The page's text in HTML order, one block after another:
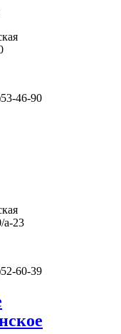
46-90
а-23
60-39